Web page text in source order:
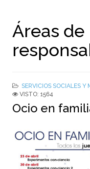
Áreas de
SERVICIOS SOCIALES Y
VISTO: 1564
Ocio en